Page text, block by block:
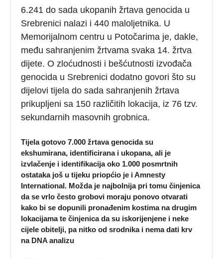
6.241 do sada ukopanih žrtava genocida u
Srebrenici nalazi i 440 maloljetnika. U
Memorijalnom centru u Potočarima je, dakle,
među sahranjenim žrtvama svaka 14. žrtva
dijete. O zloćudnosti i bešćutnosti izvođača
genocida u Srebrenici dodatno govori što su
dijelovi tijela do sada sahranjenih žrtava
prikupljeni sa 150 različitih lokacija, iz 76 tzv.
sekundarnih masovnih grobnica.
Tijela gotovo 7.000 žrtava genocida su
ekshumirana, identificirana i ukopana, ali je
izvlačenje i identifikacija oko 1.000 posmrtnih
ostataka još u tijeku priopćio je i Amnesty
International. Možda je najbolnija pri tomu činjenica
da se vrlo često grobovi moraju ponovo otvarati
kako bi se dopunili pronađenim kostima na drugim
lokacijama te činjenica da su iskorijenjene i neke
cijele obitelji, pa nitko od srodnika i nema dati krv
na DNA analizu